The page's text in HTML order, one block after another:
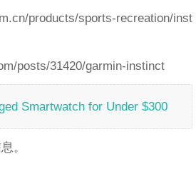
products/sports-recreation/inst
posts/31420/garmin-instinct
Smartwatch for Under $300
。